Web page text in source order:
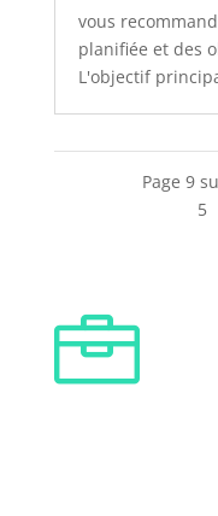
vous
planifiée et des
L'objectif
Page 9
5
